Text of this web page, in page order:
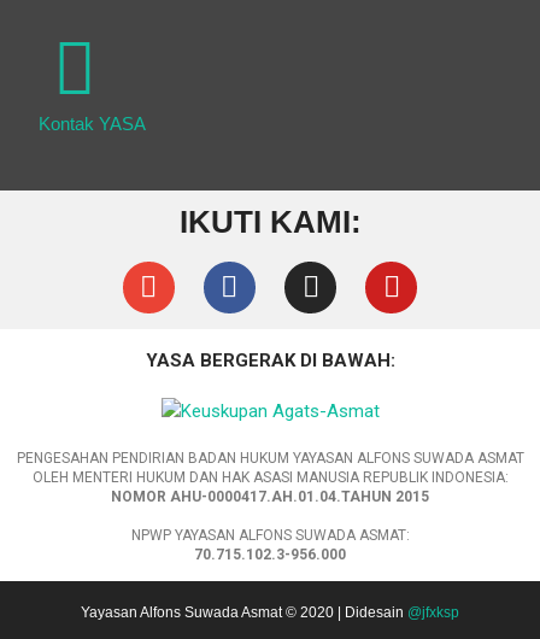
Kontak YASA
IKUTI KAMI:
YASA BERGERAK DI BAWAH:
PENGESAHAN PENDIRIAN BADAN HUKUM YAYASAN ALFONS SUWADA ASMAT
OLEH MENTERI HUKUM DAN HAK ASASI MANUSIA REPUBLIK INDONESIA:
NOMOR AHU-0000417.AH.01.04.TAHUN 2015
NPWP YAYASAN ALFONS SUWADA ASMAT:
70.715.102.3-956.000
Yayasan Alfons Suwada Asmat © 2020 | Didesain @jfxksp